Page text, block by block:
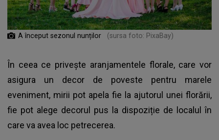
A început sezonul nunților (sursa foto: PixaBay)
În ceea ce privește aranjamentele florale, care vor
asigura un decor de poveste pentru marele
eveniment, mirii pot apela fie la ajutorul unei florării,
fie pot alege decorul pus la dispoziție de localul în
care va avea loc petrecerea.